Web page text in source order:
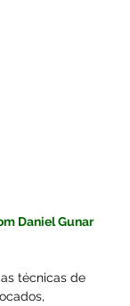
Daniel Gunar
técnicas de